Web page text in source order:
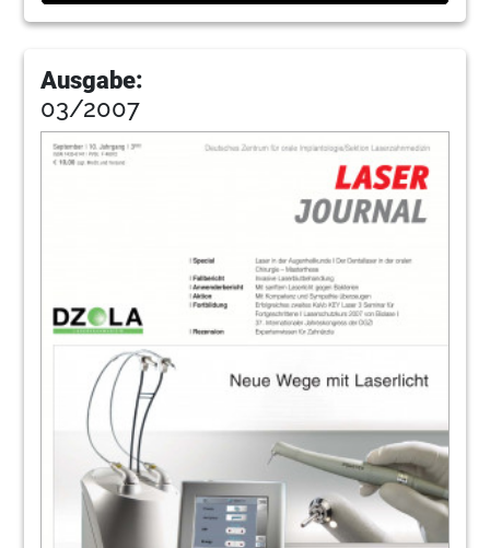
Ausgabe:
03/2007